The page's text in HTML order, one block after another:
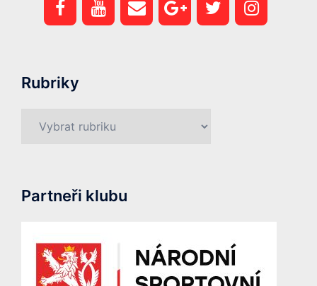
Rubriky
Partneři klubu